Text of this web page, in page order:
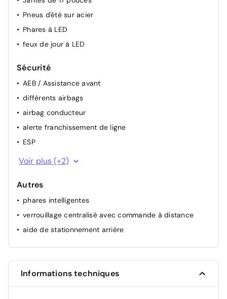
Pneus d'été sur acier
Phares à LED
feux de jour à LED
Sécurité
AEB / Assistance avant
différents airbags
airbag conducteur
alerte franchissement de ligne
ESP
airbag passager
Voir plus (+2)
Autres
phares intelligentes
verrouillage centralisé avec commande à distance
aide de stationnement arrière
Informations techniques